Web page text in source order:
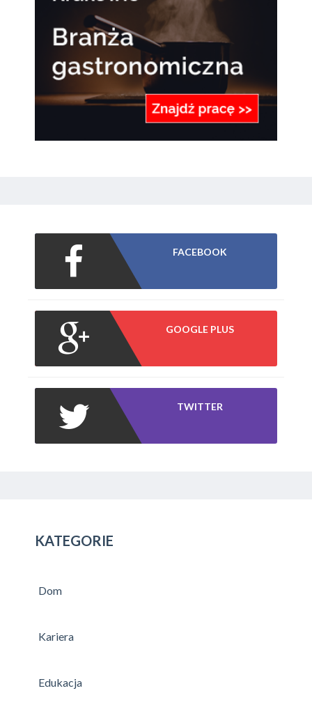
FACEBOOK
GOOGLE PLUS
TWITTER
KATEGORIE
Dom
Kariera
Edukacja